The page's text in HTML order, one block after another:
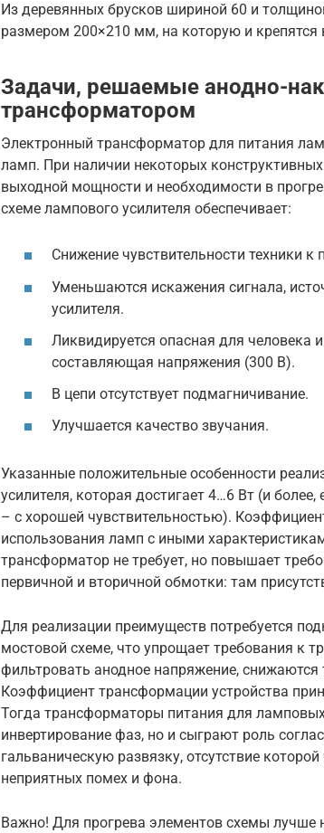
Из деревянных брусков шириной 60 и
размером 200×210 мм, на которую и
Задачи, решаемые анодно-
трансформатором
Электронный трансформатор для питания
ламп. При наличии некоторых
выходной мощности и необходимости в
схеме лампового усилителя обеспечивает:
Снижение чувствительности техники
Уменьшаются искажения сигнала,
усилителя.
Ликвидируется опасная для человека
составляющая напряжения (300 В).
В цепи отсутствует подмагничивание.
Улучшается качество звучания.
Указанные положительные особенности
усилителя, которая достигает 4…6 Вт (и
– с хорошей чувствительностью).
использования ламп с иными
трансформатор не требует, но повышает
первичной и вторичной обмотки: там
Для реализации преимуществ потребуется
мостовой схеме, что упрощает требования к
фильтровать анодное напряжение,
Коэффициент трансформации устройства
Тогда трансформаторы питания для ламповых
инвертирование фаз, но и сыграют роль
гальваническую развязку, отсутствие
неприятных помех и фона.
Важно! Для прогрева элементов схемы